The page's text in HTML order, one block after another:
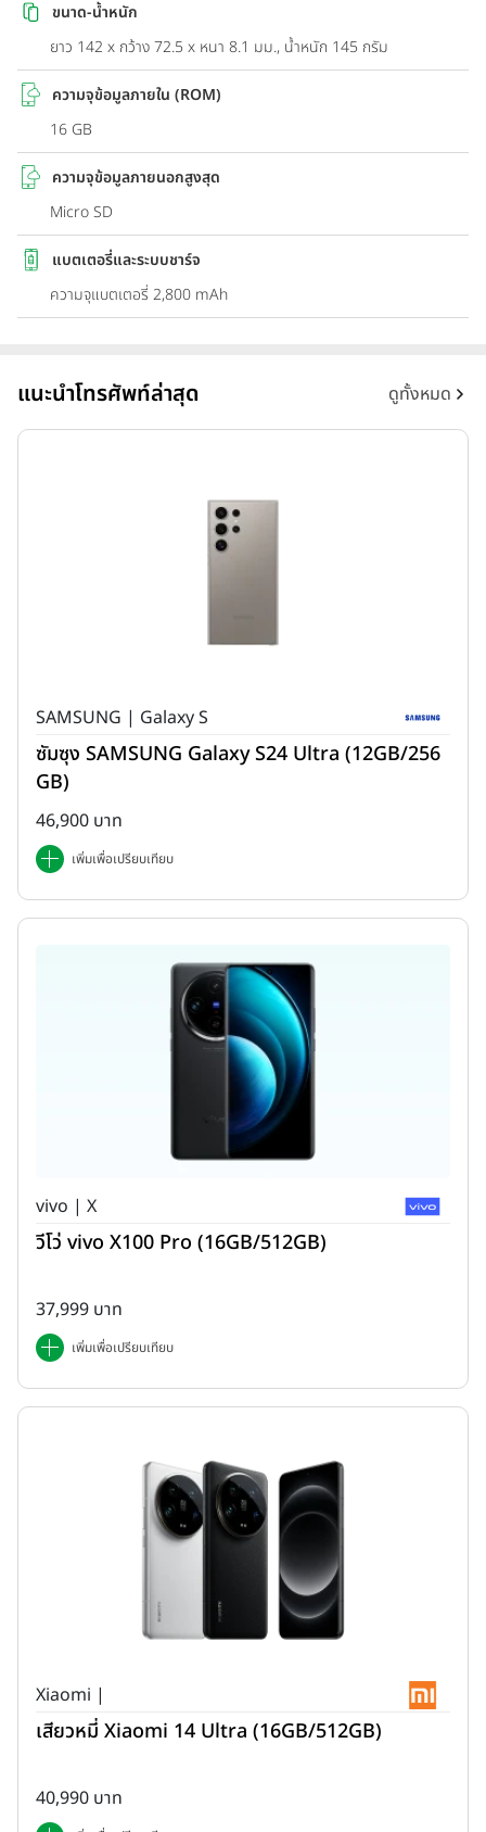
ขนาด-น้ำหนัก
ยาว 142 x กว้าง 72.5 x หนา 8.1 มม., น้ำหนัก 145 กรัม
ความจุข้อมูลภายใน (ROM)
16 GB
ความจุข้อมูลภายนอกสูงสุด
Micro SD
แบตเตอรี่และระบบชาร์จ
ความจุแบตเตอรี่ 2,800 mAh
แนะนำโทรศัพท์ล่าสุด ดูทั้งหมด
SAMSUNG | Galaxy S
ซัมซุง SAMSUNG Galaxy S24 Ultra (12GB/256
GB)
46,900 บาท
เพิ่มเพื่อเปรียบเทียบ
vivo | X
วีโว่ vivo X100 Pro (16GB/512GB)
37,999 บาท
เพิ่มเพื่อเปรียบเทียบ
Xiaomi |
เสียวหมี่ Xiaomi 14 Ultra (16GB/512GB)
40,990 บาท